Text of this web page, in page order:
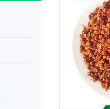
водорослей
"Конопляное
Суперпродукты